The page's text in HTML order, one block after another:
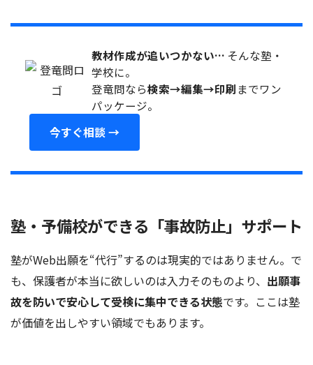
教材作成が追いつかない… そんな塾・
学校に。
登竜問なら検索→編集→印刷 までワン
パッケージ。
今すぐ相談 →
塾・予備校ができる「事故防止」サポート
塾がWeb出願を“代行”するのは現実的ではありません。で
も、保護者が本当に欲しいのは入力そのものより、 出願事
故を防いで安心して受検に集中できる状態です。ここは塾
が価値を出しやすい領域でもあります。